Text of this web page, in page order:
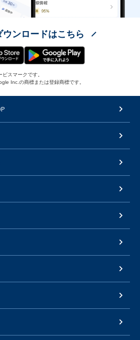
ウンロードはこちら
スマークです。
Inc.の商標または登録商標です。